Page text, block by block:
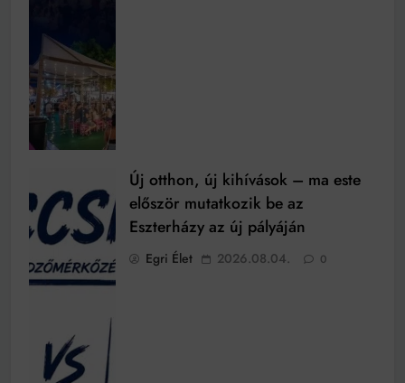
Új otthon, új kihívások – ma este
először mutatkozik be az
Eszterházy az új pályáján
Egri Élet 2026.08.04. 0